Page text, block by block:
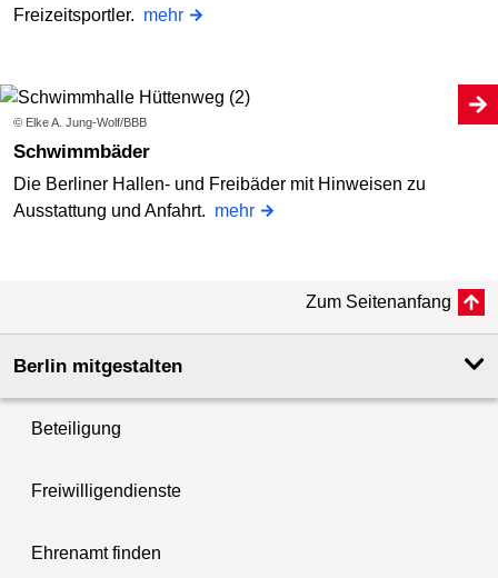
Freizeitsportler. mehr
© Elke A. Jung-Wolf/BBB
Schwimmbäder
Die Berliner Hallen- und Freibäder mit Hinweisen zu
Ausstattung und Anfahrt. mehr
Zum Seitenanfang
Berlin mitgestalten
Beteiligung
Freiwilligendienste
Ehrenamt finden